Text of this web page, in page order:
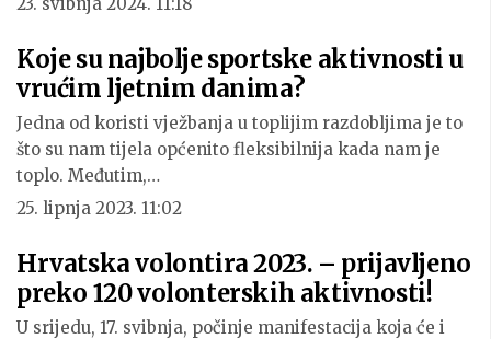
Koje su najbolje sportske aktivnosti u
vrućim ljetnim danima?
Jedna od koristi vježbanja u toplijim razdobljima je to
što su nam tijela općenito fleksibilnija kada nam je
toplo. Međutim,…
25. lipnja 2023. 11:02
Hrvatska volontira 2023. – prijavljeno
preko 120 volonterskih aktivnosti!
U srijedu, 17. svibnja, počinje manifestacija koja će i